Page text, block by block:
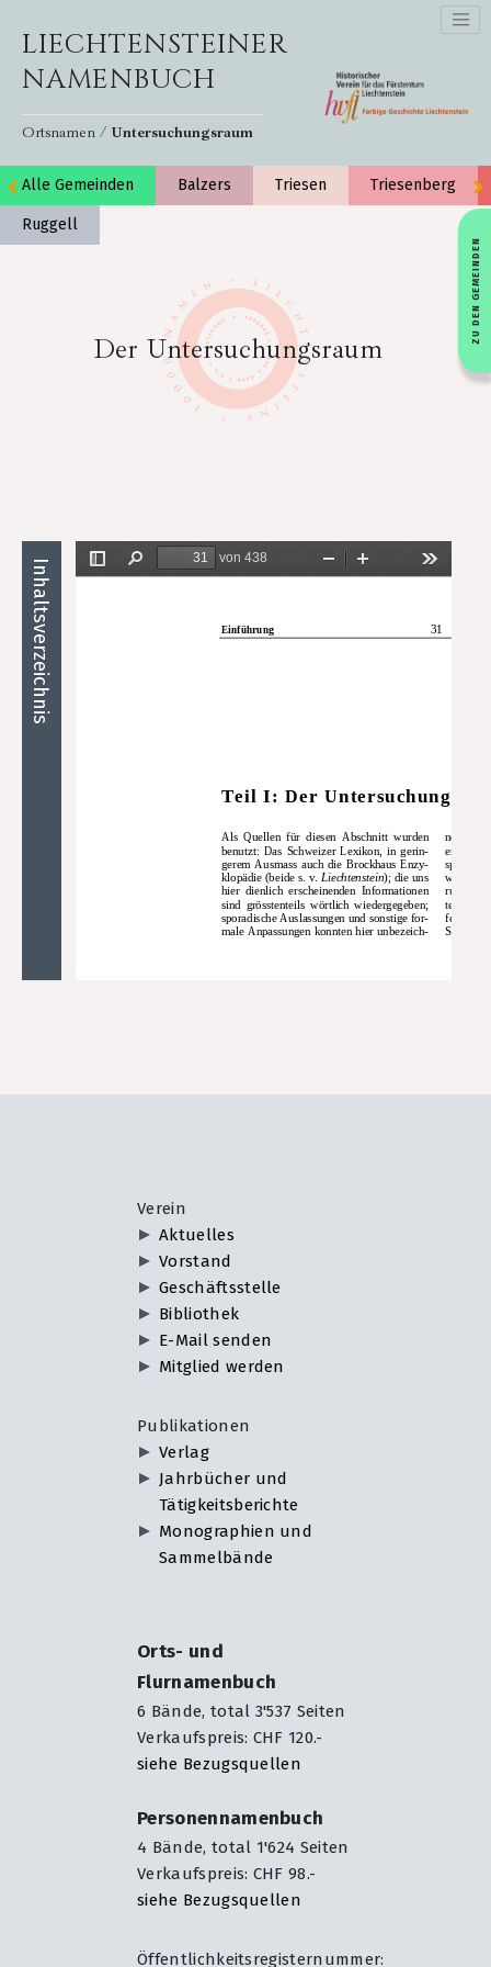
LIECHTENSTEINER
NAMENBUCH
Ortsnamen / Untersuchungsraum
Alle Gemeinden Balzers Triesen Triesenberg
Ruggell
ZU DEN GEMEINDEN
Der Untersuchungsraum
Inhaltsverzeichnis
Öffentlichkeitsregisternummer:
Verein
Aktuelles
Vorstand
Geschäftsstelle
Bibliothek
E-Mail senden
Mitglied werden
Publikationen
Verlag
Jahrbücher und
Tätigkeitsberichte
Monographien und
Sammelbände
Orts- und
Flurnamenbuch
6 Bände, total 3'537 Seiten
Verkaufspreis: CHF 120.-
siehe Bezugsquellen
Personennamenbuch
4 Bände, total 1'624 Seiten
Verkaufspreis: CHF 98.-
siehe Bezugsquellen